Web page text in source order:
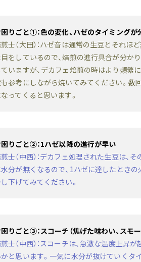
りごと①：色の変化、ハゼのタイミングが
士（大田）：ハゼ音は通常の生豆とそれ
をしているので、焙煎の進行具合が分か
いますが、デカフェ焙煎の時はより頻繁
参考にしながら焼いてみてください。数
ってくると思います。
りごと②：1ハゼ以降の進行が早い
士（中西）：デカフェ処理された生豆は
分が無くなるので、1ハゼに達したとき
下げてみてください。
りごと③：スコーチ（焦げた味わい、スモ
士（中西）：スコーチは、急激な温度上
と思います。一気に水分が抜けていくタ